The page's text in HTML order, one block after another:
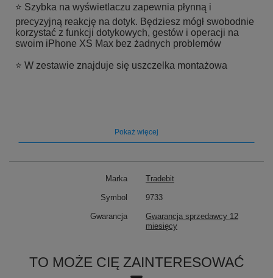
⭐ Szybka na wyświetlaczu zapewnia płynną i
precyzyjną reakcję na dotyk. Będziesz mógł swobodnie
korzystać z funkcji dotykowych, gestów i operacji na
swoim iPhone XS Max bez żadnych problemów
⭐ W zestawie znajduje się uszczelka montażowa
➡️ Wyświetlacz do Apple iPhone XS
Max OLED + uszczelka
Pokaż więcej
Marka Tradebit
Symbol 9733
Gwarancja
Gwarancja sprzedawcy 12
miesięcy
TO MOŻE CIĘ ZAINTERESOWAĆ